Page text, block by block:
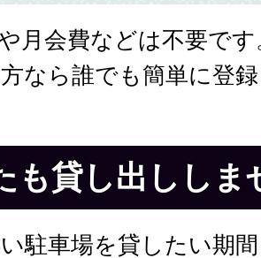
月会費などは不要で
なら誰でも簡単に登
も貸し出ししま
駐車場を貸したい期